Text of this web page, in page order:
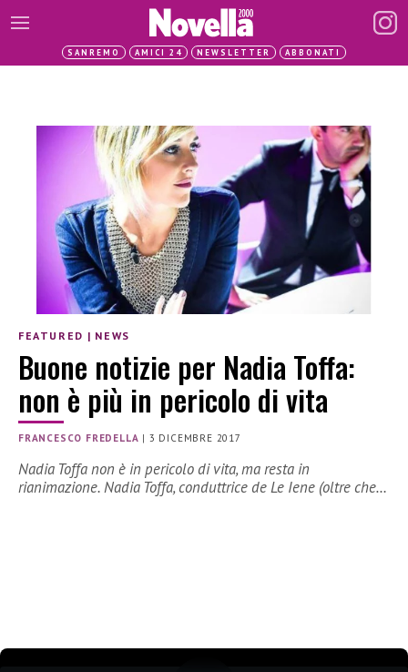
SANREMO AMICI 24 NEWSLETTER ABBONATI
FEATURED | NEWS
Buone notizie per Nadia Toffa:
non è più in pericolo di vita
FRANCESCO FREDELLA | 3 DICEMBRE 2017
Nadia Toffa non è in pericolo di vita, ma resta in
rianimazione. Nadia Toffa, conduttrice de Le Iene (oltre che…